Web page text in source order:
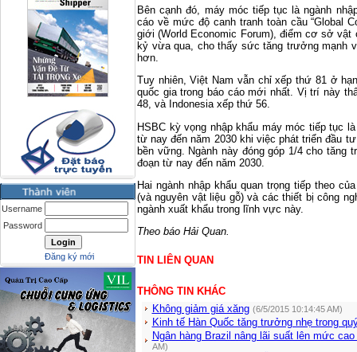
Username
Password
Đăng ký mới
Bên cạnh đó, máy móc tiếp tục là ngành
cáo về mức độ canh tranh toàn cầu “Global
giới (World Economic Forum), điểm cơ sở vật
kỷ vừa qua, cho thấy sức tăng trưởng mạnh
hơn.
Tuy nhiên, Việt Nam vẫn chỉ xếp thứ 81 ở
quốc gia trong báo cáo mới nhất. Vị trí này
48, và Indonesia xếp thứ 56.
HSBC kỳ vọng nhập khẩu máy móc tiếp tục
từ nay đến năm 2030 khi việc phát triển đầu
bền vững. Ngành này đóng góp 1/4 cho tăng
đoạn từ nay đến năm 2030.
Hai ngành nhập khẩu quan trọng tiếp theo
(và nguyên vật liệu gỗ) và các thiết bị công
ngành xuất khẩu trong lĩnh vực này.
Theo báo Hải Quan.
TIN LIÊN QUAN
THÔNG TIN KHÁC
Không giảm giá xăng (6/5/2015 10:14:45 AM)
Kinh tế Hàn Quốc tăng trưởng nhẹ trong
Ngân hàng Brazil nâng lãi suất lên mức
AM)